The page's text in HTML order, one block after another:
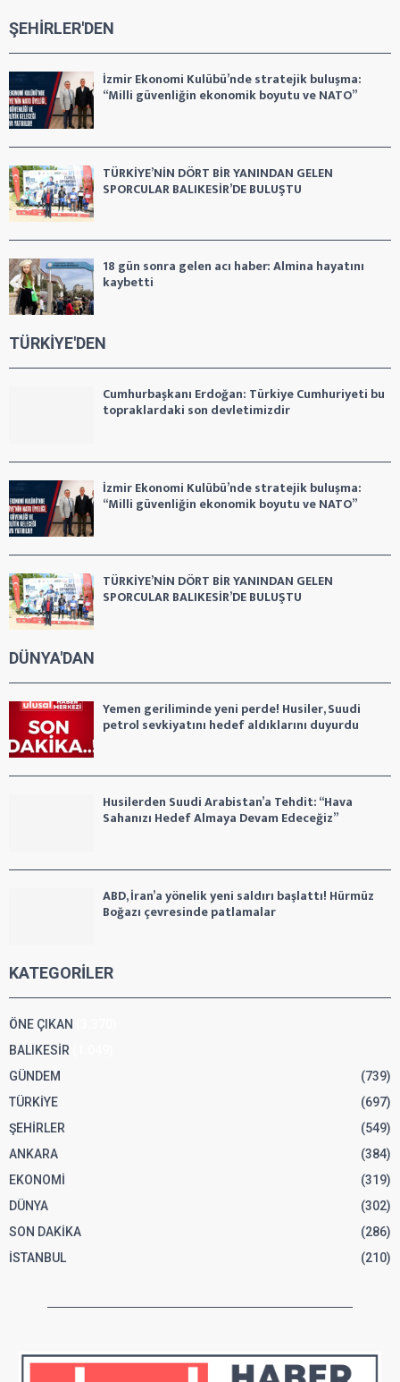
ŞEHİRLER'DEN
İzmir Ekonomi Kulübü’nde stratejik buluşma:
“Milli güvenliğin ekonomik boyutu ve NATO”
TÜRKİYE’NİN DÖRT BİR YANINDAN GELEN
SPORCULAR BALIKESİR’DE BULUŞTU
18 gün sonra gelen acı haber: Almina hayatını
kaybetti
TÜRKİYE'DEN
Cumhurbaşkanı Erdoğan: Türkiye Cumhuriyeti bu
topraklardaki son devletimizdir
İzmir Ekonomi Kulübü’nde stratejik buluşma:
“Milli güvenliğin ekonomik boyutu ve NATO”
TÜRKİYE’NİN DÖRT BİR YANINDAN GELEN
SPORCULAR BALIKESİR’DE BULUŞTU
DÜNYA'DAN
Yemen geriliminde yeni perde! Husiler, Suudi
petrol sevkiyatını hedef aldıklarını duyurdu
Husilerden Suudi Arabistan’a Tehdit: “Hava
Sahanızı Hedef Almaya Devam Edeceğiz”
ABD, İran’a yönelik yeni saldırı başlattı! Hürmüz
Boğazı çevresinde patlamalar
KATEGORİLER
ÖNE ÇIKAN
BALIKESİR
GÜNDEM
(739)
TÜRKİYE
(697)
ŞEHİRLER
(549)
ANKARA
(384)
EKONOMİ
(319)
DÜNYA
(302)
SON DAKİKA
(286)
İSTANBUL
(210)